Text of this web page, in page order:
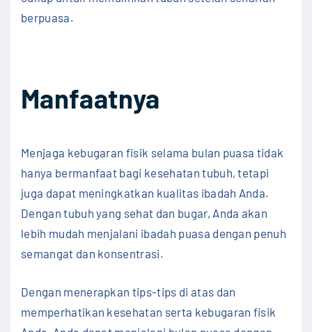
berpuasa.
Manfaatnya
Menjaga kebugaran fisik selama bulan puasa tidak
hanya bermanfaat bagi kesehatan tubuh, tetapi
juga dapat meningkatkan kualitas ibadah Anda.
Dengan tubuh yang sehat dan bugar, Anda akan
lebih mudah menjalani ibadah puasa dengan penuh
semangat dan konsentrasi.
Dengan menerapkan tips-tips di atas dan
memperhatikan kesehatan serta kebugaran fisik